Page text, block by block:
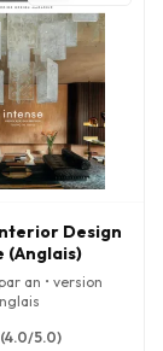
Design
(Anglais)
an • version
(4.0/5.0)